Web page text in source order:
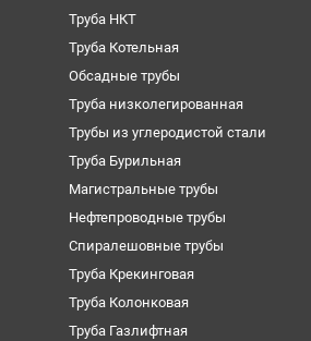
Труба НКТ
Труба Котельная
Обсадные трубы
Труба низколегированная
Трубы из углеродистой стали
Труба Бурильная
Магистральные трубы
Нефтепроводные трубы
Спиралешовные трубы
Труба Крекинговая
Труба Колонковая
Труба Газлифтная